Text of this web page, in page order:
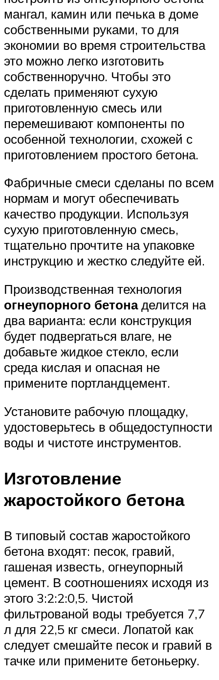
мангал, камин или печька в доме
собственными руками, то для
экономии во время строительства
это можно легко изготовить
собственноручно. Чтобы это
сделать применяют сухую
приготовленную смесь или
перемешивают компоненты по
особенной технологии, схожей с
приготовлением простого бетона.
Фабричные смеси сделаны по всем
нормам и могут обеспечивать
качество продукции. Используя
сухую приготовленную смесь,
тщательно прочтите на упаковке
инструкцию и жестко следуйте ей.
Производственная технология
огнеупорного бетонаделится на
два варианта: если конструкция
будет подвергаться влаге, не
добавьте жидкое стекло, если
среда кислая и опасная не
примените портландцемент.
Установите рабочую площадку,
удостоверьтесь в общедоступности
воды и чистоте инструментов.
Изготовление
жаростойкого бетона
В типовый состав жаростойкого
бетона входят: песок, гравий,
гашеная известь, огнеупорный
цемент. В соотношениях исходя из
этого 3:2:2:0,5. Чистой
фильтрованой воды требуется 7,7
л для 22,5 кг смеси. Лопатой как
следует смешайте песок и гравий в
тачке или примените бетоньерку.